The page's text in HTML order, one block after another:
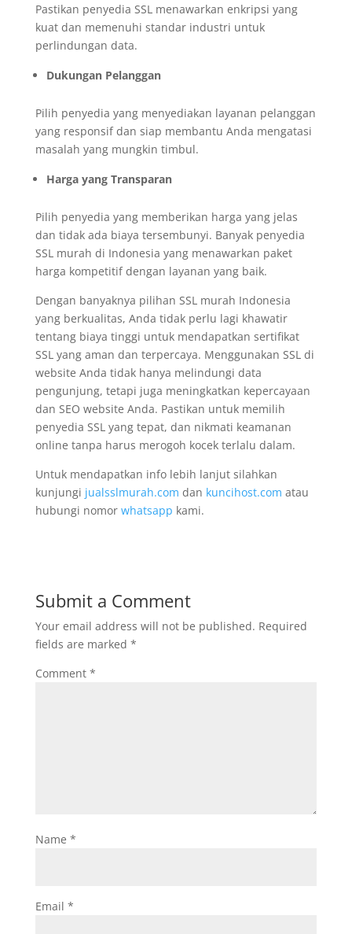
Pastikan penyedia SSL menawarkan enkripsi yang
kuat dan memenuhi standar industri untuk
perlindungan data.
Dukungan Pelanggan
Pilih penyedia yang menyediakan layanan pelanggan
yang responsif dan siap membantu Anda mengatasi
masalah yang mungkin timbul.
Harga yang Transparan
Pilih penyedia yang memberikan harga yang jelas
dan tidak ada biaya tersembunyi. Banyak penyedia
SSL murah di Indonesia yang menawarkan paket
harga kompetitif dengan layanan yang baik.
Dengan banyaknya pilihan SSL murah Indonesia
yang berkualitas, Anda tidak perlu lagi khawatir
tentang biaya tinggi untuk mendapatkan sertifikat
SSL yang aman dan terpercaya. Menggunakan SSL di
website Anda tidak hanya melindungi data
pengunjung, tetapi juga meningkatkan kepercayaan
dan SEO website Anda. Pastikan untuk memilih
penyedia SSL yang tepat, dan nikmati keamanan
online tanpa harus merogoh kocek terlalu dalam.
Untuk mendapatkan info lebih lanjut silahkan
kunjungi jualsslmurah.com dan kuncihost.com atau
hubungi nomor whatsapp kami.
Submit a Comment
Your email address will not be published. Required
fields are marked *
Comment *
Name *
Email *